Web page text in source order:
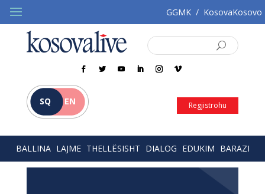
GGMK / KosovaKosovo
SQ EN Regjistrohu
BALLINA LAJME THELLËSISHT DIALOG EDUKIM BARAZI